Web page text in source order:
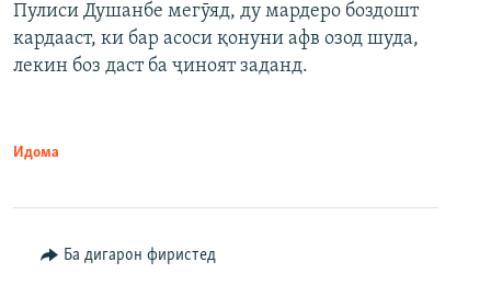
Пулиси Душанбе мегӯяд, ду мардеро боздошт
кардааст, ки бар асоси қонуни афв озод шуда,
лекин боз даст ба ҷиноят заданд.
Идома
Ба дигарон фиристед